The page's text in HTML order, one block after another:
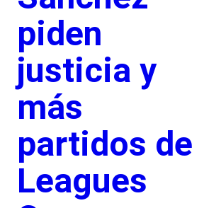
piden
justicia y
más
partidos de
Leagues